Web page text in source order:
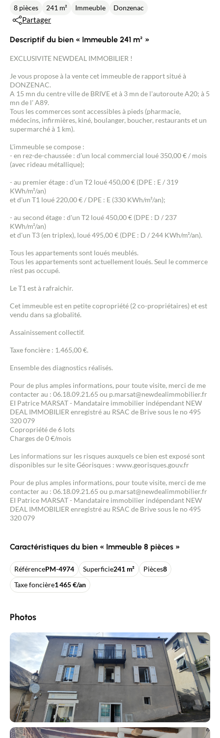
8 pièces 241 m² Immeuble Donzenac
Partager
Descriptif du bien « Immeuble 241 m² »
EXCLUSIVITE NEWDEAL IMMOBILIER !
Je vous propose à la vente cet immeuble de rapport situé à
DONZENAC.
A 15 mn du centre ville de BRIVE et à 3 mn de l'autoroute A20; à 5
mn de l' A89.
Tous les commerces sont accessibles à pieds (pharmacie,
médecins, infirmières, kiné, boulanger, boucher, restaurants et un
supermarché à 1 km).
L'immeuble se compose :
- en rez-de-chaussée : d'un local commercial loué 350,00 € / mois
(avec rideau métallique);
- au premier étage : d'un T2 loué 450,00 € (DPE : E / 319
KWh/m²/an)
et d'un T1 loué 220,00 € / DPE : E (330 KWh/m²/an);
- au second étage : d'un T2 loué 450,00 € (DPE : D / 237
KWh/m²/an)
et d'un T3 (en triplex), loué 495,00 € (DPE : D / 244 KWh/m²/an).
Tous les appartements sont loués meublés.
Tous les appartements sont actuellement loués. Seul le commerce
n'est pas occupé.
Le T1 est à rafraichir.
Cet immeuble est en petite copropriété (2 co-propriétaires) et est
vendu dans sa globalité.
Assainissement collectif.
Taxe foncière : 1.465,00 €.
Ensemble des diagnostics réalisés.
Pour de plus amples informations, pour toute visite, merci de me
contacter au : 06.18.09.21.65 ou p.marsat@newdealimmobilier.fr
EI Patrice MARSAT - Mandataire immobilier indépendant NEW
DEAL IMMOBILIER enregistré au RSAC de Brive sous le no 495
320 079
Copropriété de 6 lots
Charges de 0 €/mois
Les informations sur les risques auxquels ce bien est exposé sont
disponibles sur le site Géorisques : www.georisques.gouv.fr
Pour de plus amples informations, pour toute visite, merci de me
contacter au : 06.18.09.21.65 ou p.marsat@newdealimmobilier.fr
EI Patrice MARSAT - Mandataire immobilier indépendant NEW
DEAL IMMOBILIER enregistré au RSAC de Brive sous le no 495
320 079
Caractéristiques du bien « Immeuble 8 pièces »
RéférencePM-4974 Superficie241 m² Pièces8
Taxe foncière1 465 €/an
Photos